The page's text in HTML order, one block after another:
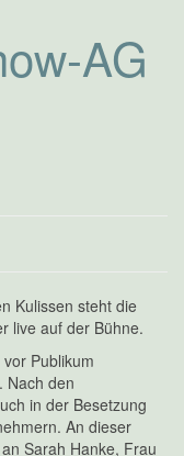
AG
Kulissen steht die
live auf der Bühne.
Publikum
Nach den
in der Besetzung
An dieser
Sarah Hanke, Frau